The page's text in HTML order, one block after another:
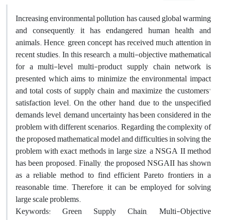
Increasing environmental pollution has caused global warming
and consequently, it has endangered human health and
animals. Hence, green concept has received much attention in
recent studies. In this research, a multi-objective mathematical
for a multi-level multi-product supply chain network is
presented which aims to minimize the environmental impact
and total costs of supply chain and maximize the customers'
satisfaction level. On the other hand, due to the unspecified
demands level, demand uncertainty has been considered in the
problem with different scenarios. Regarding the complexity of
the proposed mathematical model and difficulties in solving the
problem with exact methods in large size, a NSGA II method
has been proposed. Finally, the proposed NSGAII has shown
as a reliable method to find efficient Pareto frontiers in a
reasonable time. Therefore, it can be employed for solving
large scale problems.
Keywords: Green Supply Chain, Multi-Objective